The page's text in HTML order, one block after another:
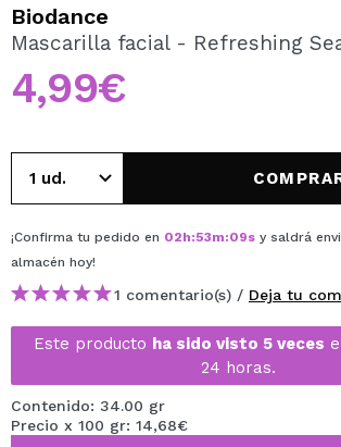
Al crear una cuenta en Maquillalia.com
tus compras rápidamente, revisar el
pedidos y consultar tus operaciones
CREAR CUENTA
Biodance
Mascarilla facial - Refreshing
4,99€
¡Confirma tu pedido en 02h:53m:09s y saldrá
almacén hoy!
1 comentario(s) / Deja tu
Este producto ha sido visto 5 veces
24 horas.
Contenido: 34.00 gr
Precio x 100 gr: 14,68€